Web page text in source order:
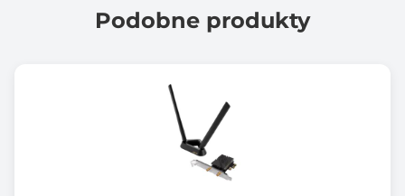
Porty: USB 2.0
Anteny: 1 antena zewnętrzna o zysku 5dBi
Podobne produkty